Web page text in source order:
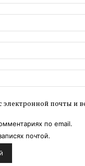
электронной почты и
по email.
почтой.